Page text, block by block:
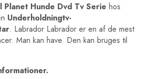
Planet Hunde Dvd Tv Serie hos
Underholdningtv-
. Labrador Labrador er en af de mest
Man kan have. Den kan bruges til